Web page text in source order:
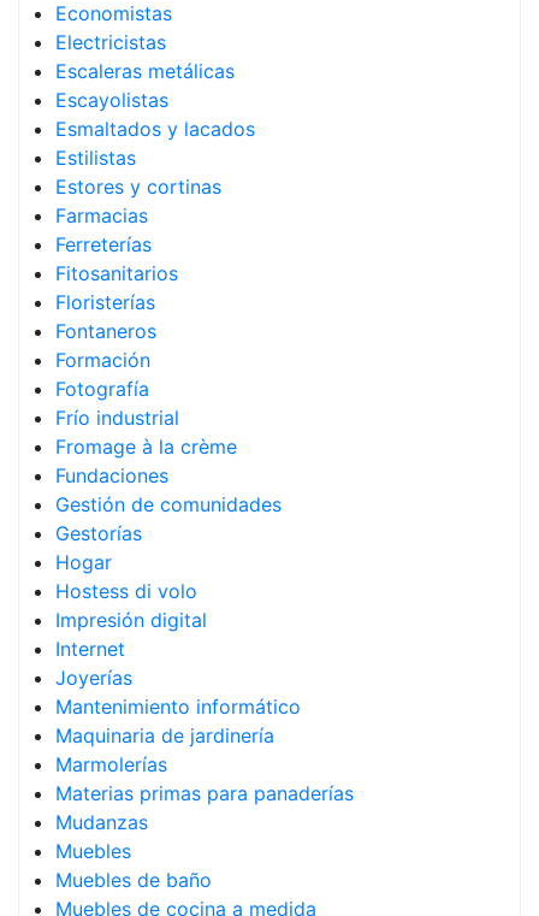
Economistas
Electricistas
Escaleras metálicas
Escayolistas
Esmaltados y lacados
Estilistas
Estores y cortinas
Farmacias
Ferreterías
Fitosanitarios
Floristerías
Fontaneros
Formación
Fotografía
Frío industrial
Fromage à la crème
Fundaciones
Gestión de comunidades
Gestorías
Hogar
Hostess di volo
Impresión digital
Internet
Joyerías
Mantenimiento informático
Maquinaria de jardinería
Marmolerías
Materias primas para panaderías
Mudanzas
Muebles
Muebles de baño
Muebles de cocina a medida